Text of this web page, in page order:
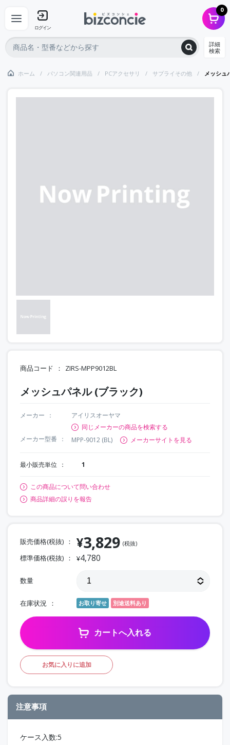
ログイン
0
詳細
検索
ホーム パソコン関連用品 PCアクセサリ サプライその他 メッシュ
商品コード ZIRS-MPP9012BL
メッシュパネル (ブラック)
メーカー
アイリスオーヤマ
同じメーカーの商品を検索する
メーカー型番
MPP-9012 (BL) メーカーサイトを見る
最小販売単位 1
この商品について問い合わせ
商品詳細の誤りを報告
販売価格(税抜) ¥3,829 (税抜)
標準価格(税抜) ¥4,780
数量
在庫状況 お取り寄せ 別途送料あり
カートへ入れる
お気に入りに追加
注意事項
ケース入数:5